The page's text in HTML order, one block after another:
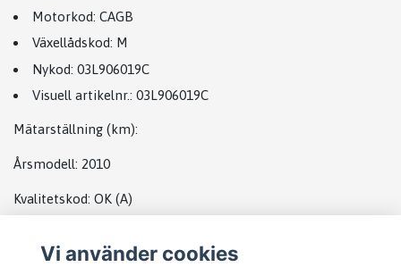
Motorkod: CAGB
Växellådskod: M
Nykod: 03L906019C
Visuell artikelnr.: 03L906019C
Mätarställning (km):
Årsmodell: 2010
Kvalitetskod: OK (A)
Vi använder cookies